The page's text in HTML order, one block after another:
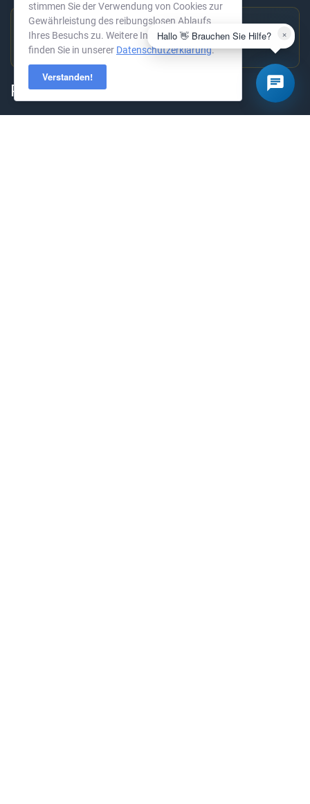
Hervorragend bewertet
4,9 ★ · 294 Bewertungen →
Produkte
stimmen Sie der Verwendung von Cookies zur
Gewährleistung des reibungslosen Ablaufs
Ihres Besuchs zu. Weitere Informationen
finden Sie in unserer Datenschutzerklärung.
Verstanden!
×
Hallo 👋 Brauchen Sie Hilfe?